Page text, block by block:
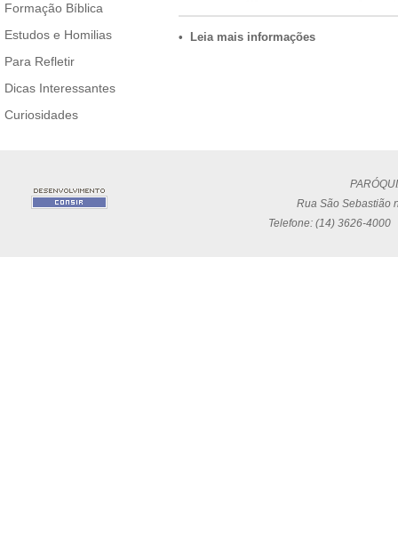
Formação Bíblica
Estudos e Homilias
Para Refletir
Dicas Interessantes
Curiosidades
• Leia mais informações
Rua São Sebastião
Telefone: (14) 3626-